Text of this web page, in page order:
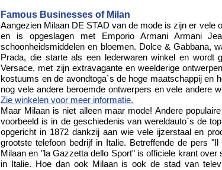
Famous Businesses of Milan
Aangezien Milaan DE STAD van de mode is zijn er vele
en is opgeslagen met Emporio Armani Armani
schoonheidsmiddelen en bloemen. Dolce & Gabbana,
Prada, die starte als een lederwaren winkel en
Versace, met zijn extravagante en weelderige
kostuums en de avondtoga`s de hoge maatschappij en
nog vele andere beroemde ontwerpers en vele andere
Zie winkelen voor meer informatie.
Maar Milaan is niet alleen maar mode! Andere
voorbeeld is in de geschiedenis van wereldauto`s de
opgericht in 1872 dankzij aan wie vele ijzerstaal en
grootste telefoon bedrijf in Italie. Betreffende de pers
Milaan en "la Gazzetta dello Sport" is officiele krant
in Italie. Hoe dan ook Milaan is ook de stad van